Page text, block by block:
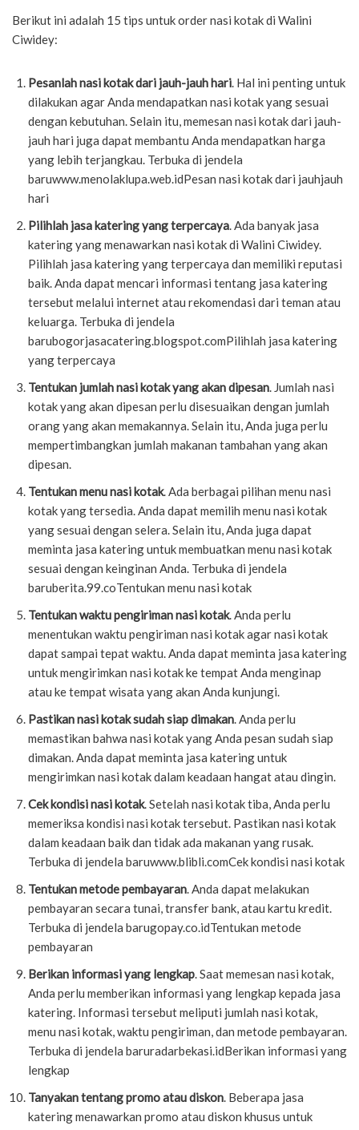
Berikut ini adalah 15 tips untuk order nasi kotak di Walini
Ciwidey:
Pesanlah nasi kotak dari jauh-jauh hari . Hal ini penting untuk
dilakukan agar Anda mendapatkan nasi kotak yang sesuai
dengan kebutuhan. Selain itu, memesan nasi kotak dari jauh-
jauh hari juga dapat membantu Anda mendapatkan harga
yang lebih terjangkau. Terbuka di jendela
baruwww.menolaklupa.web.idPesan nasi kotak dari jauhjauh
hari
Pilihlah jasa katering yang terpercaya . Ada banyak jasa
katering yang menawarkan nasi kotak di Walini Ciwidey.
Pilihlah jasa katering yang terpercaya dan memiliki reputasi
baik. Anda dapat mencari informasi tentang jasa katering
tersebut melalui internet atau rekomendasi dari teman atau
keluarga. Terbuka di jendela
barubogorjasacatering.blogspot.comPilihlah jasa katering
yang terpercaya
Tentukan jumlah nasi kotak yang akan dipesan . Jumlah nasi
kotak yang akan dipesan perlu disesuaikan dengan jumlah
orang yang akan memakannya. Selain itu, Anda juga perlu
mempertimbangkan jumlah makanan tambahan yang akan
dipesan.
Tentukan menu nasi kotak. Ada berbagai pilihan menu nasi
kotak yang tersedia. Anda dapat memilih menu nasi kotak
yang sesuai dengan selera. Selain itu, Anda juga dapat
meminta jasa katering untuk membuatkan menu nasi kotak
sesuai dengan keinginan Anda. Terbuka di jendela
baruberita.99.coTentukan menu nasi kotak
Tentukan waktu pengiriman nasi kotak. Anda perlu
menentukan waktu pengiriman nasi kotak agar nasi kotak
dapat sampai tepat waktu. Anda dapat meminta jasa katering
untuk mengirimkan nasi kotak ke tempat Anda menginap
atau ke tempat wisata yang akan Anda kunjungi.
Pastikan nasi kotak sudah siap dimakan . Anda perlu
memastikan bahwa nasi kotak yang Anda pesan sudah siap
dimakan. Anda dapat meminta jasa katering untuk
mengirimkan nasi kotak dalam keadaan hangat atau dingin.
Cek kondisi nasi kotak. Setelah nasi kotak tiba, Anda perlu
memeriksa kondisi nasi kotak tersebut. Pastikan nasi kotak
dalam keadaan baik dan tidak ada makanan yang rusak.
Terbuka di jendela baruwww.blibli.comCek kondisi nasi kotak
Tentukan metode pembayaran . Anda dapat melakukan
pembayaran secara tunai, transfer bank, atau kartu kredit.
Terbuka di jendela barugopay.co.idTentukan metode
pembayaran
Berikan informasi yang lengkap . Saat memesan nasi kotak,
Anda perlu memberikan informasi yang lengkap kepada jasa
katering. Informasi tersebut meliputi jumlah nasi kotak,
menu nasi kotak, waktu pengiriman, dan metode pembayaran.
Terbuka di jendela baruradarbekasi.idBerikan informasi yang
lengkap
Tanyakan tentang promo atau diskon . Beberapa jasa
katering menawarkan promo atau diskon khusus untuk